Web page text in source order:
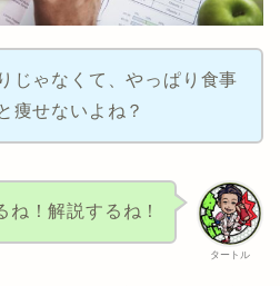
じゃなくて、やっぱり食事
痩せないよね？
タートル
ね！解説するね！